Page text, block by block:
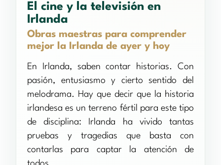
El cine y la televisión en
Irlanda
Obras maestras para comprender
mejor la Irlanda de ayer y hoy
En Irlanda, saben contar historias. Con
pasión, entusiasmo y cierto sentido del
melodrama. Hay que decir que la historia
irlandesa es un terreno fértil para este tipo
de disciplina: Irlanda ha vivido tantas
pruebas y tragedias que basta con
contarlas para captar la atención de